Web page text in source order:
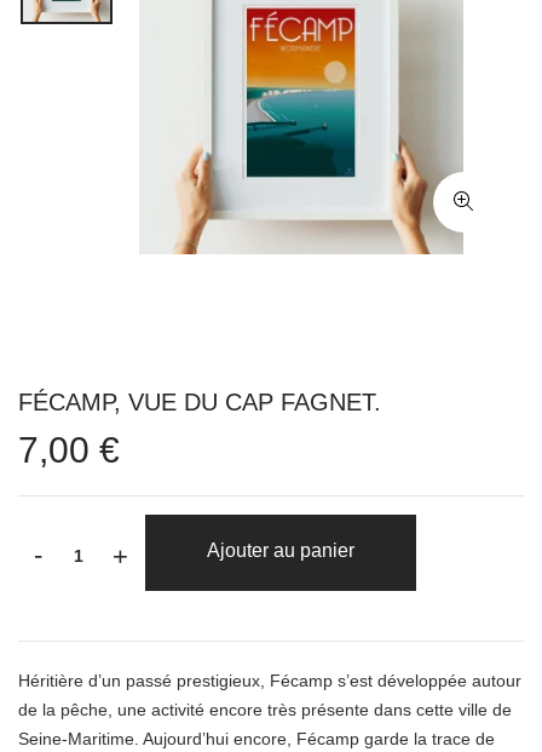
FÉCAMP, VUE DU CAP FAGNET.
7,00 €
- + Ajouter au panier
Héritière d’un passé prestigieux, Fécamp s’est développée autour
de la pêche, une activité encore très présente dans cette ville de
Seine-Maritime. Aujourd’hui encore, Fécamp garde la trace de